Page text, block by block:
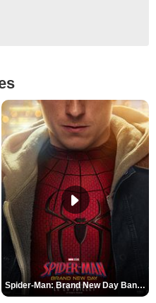
Spider-Man: Brand New Day Bande-annonce VO STFR